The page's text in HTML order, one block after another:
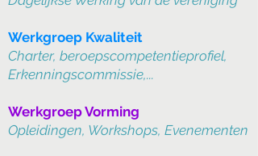
Werkgroep Kwaliteit
Charter, beroepscompetentieprofiel,
Erkenningscommissie,...
Werkgroep Vorming
Opleidingen, Workshops, Evenementen